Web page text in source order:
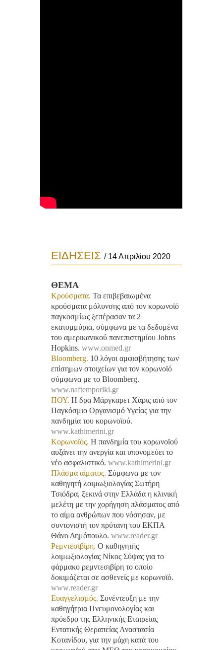
ΕΙΔΗΣΕΙΣ / 14 Απριλίου 2020
ΘΕΜΑ
Κρούσματα. Τα επιβεβαιωμένα
κρούσματα μόλυνσης από τον κορωνοϊό
παγκοσμίως ξεπέρασαν τα 2
εκατομμύρια, σύμφωνα με τα δεδομένα
του αμερικανικού πανεπιστημίου Johns
Hopkins. www.onmed.gr
Βloomberg. 10 λόγοι αμφισβήτησης των
επίσημων στοιχείων για τον κορωνοϊό
σύμφωνα με το Bloomberg.
www.naftemporiki.gr
ΠΟΥ. Η δρα Μάργκαρετ Χάρις από τον
Παγκόσμιο Οργανισμό Υγείας για την
πανδημία του κορωνοϊού.
www.kathimerini.gr
Κορωνοϊός. Η πανδημία του κορωνοϊού
αυξάνει την ανεργία και υπονομεύει το
νέο ασφαλιστικό. www.kathimerini.gr
Πλάσμα αίματος. Σύμφωνα με τον
καθηγητή λοιμωξιολογίας Σωτήρη
Τσιόδρα, ξεκινά στην Ελλάδα η κλινική
μελέτη με την χορήγηση πλάσματος από
το αίμα ανθρώπων που νόσησαν, με
συντονιστή τον πρύτανη του ΕΚΠΑ
Θάνο Δημόπουλο. www.reader.gr
Ρεμντεσιβίρη. Ο καθηγητής
λοιμωξιολογίας Νίκος Σύψας για το
φάρμακο ρεμντεσιβίρη το οποίο
δοκιμάζεται σε ασθενείς με κορωνοϊό.
www.reader.gr
Ευαγγελισμός. Συνέντευξη με την
καθηγήτρια Πνευμονολογίας και
πρόεδρο της Ελληνικής Εταιρείας
Εντατικής Θεραπείας Αναστασία
Κοτανίδου, για την μάχη κατά του